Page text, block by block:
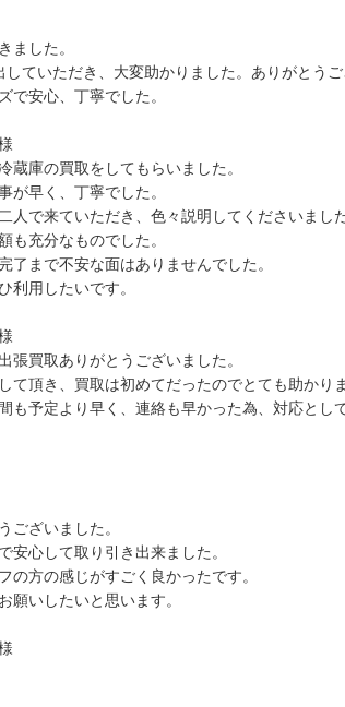
ました。
ていただき、大変助かりました。ありがとうご
で安心、丁寧でした。
蔵庫の買取をしてもらいました。
が早く、丁寧でした。
人で来ていただき、色々説明してくださいました
も充分なものでした。
了まで不安な面はありませんでした。
利用したいです。
張買取ありがとうございました。
て頂き、買取は初めてだったのでとても助かりま
も予定より早く、連絡も早かった為、対応とし
ございました。
安心して取り引き出来ました。
の方の感じがすごく良かったです。
願いしたいと思います。